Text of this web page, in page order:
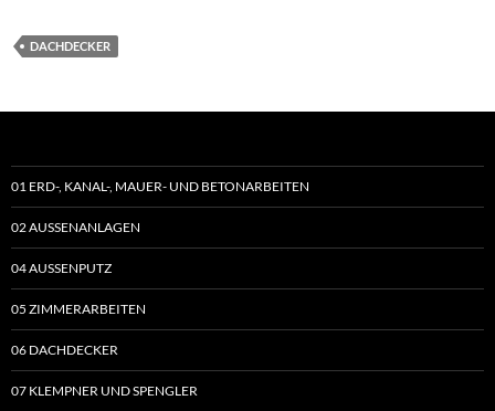
DACHDECKER
01 ERD-, KANAL-, MAUER- UND BETONARBEITEN
02 AUSSENANLAGEN
04 AUSSENPUTZ
05 ZIMMERARBEITEN
06 DACHDECKER
07 KLEMPNER UND SPENGLER